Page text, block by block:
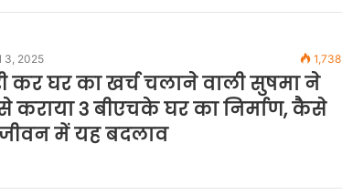
3, 2025 1,738
कर घर का खर्च चलाने वाली सुषमा ने
3 बीएचके घर का निर्माण, कैसे
में यह बदलाव